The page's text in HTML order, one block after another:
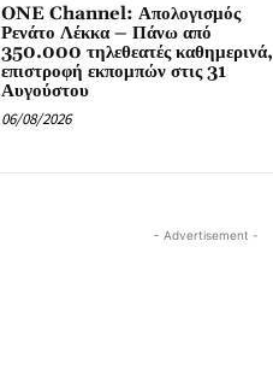
ONE Channel: Απολογισμός
Ρενάτο Λέκκα – Πάνω από
350.000 τηλεθεατές καθημερινά,
επιστροφή εκπομπών στις 31
Αυγούστου
06/08/2026
- Advertisement -